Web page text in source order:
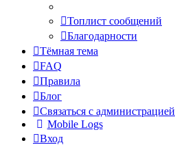
Топлист сообщений
Благодарности
Тёмная тема
FAQ
Правила
Блог
Связаться с администрацией
Mobile Logs
Вход